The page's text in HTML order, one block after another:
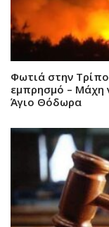
Φωτιά στην
εμπρησμό – Μάχη
Άγιο Θόδωρα